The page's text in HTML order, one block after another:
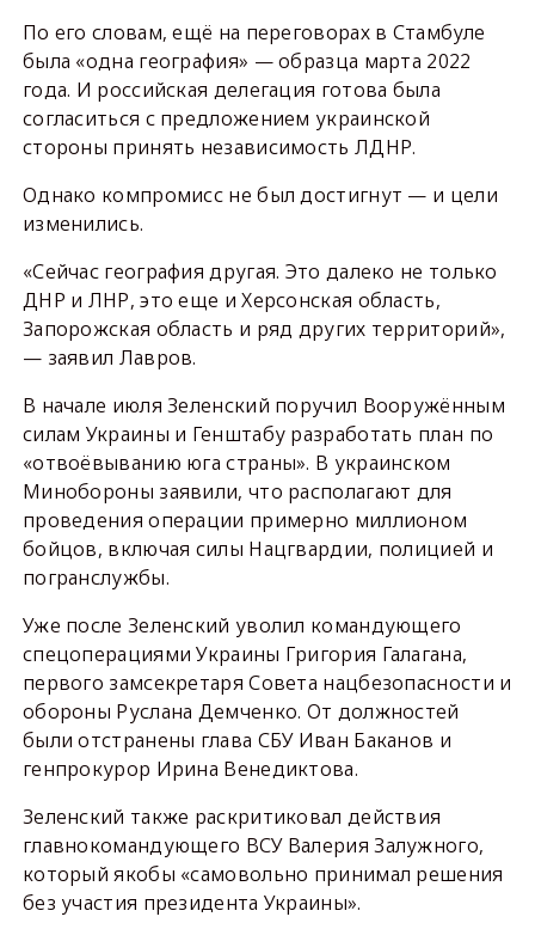
По его словам, ещё на переговорах в Стамбуле
была «одна география» — образца марта 2022
года. И российская делегация готова была
согласиться с предложением украинской
стороны принять независимость ЛДНР.
Однако компромисс не был достигнут — и цели
изменились.
«Сейчас география другая. Это далеко не только
ДНР и ЛНР, это еще и Херсонская область,
Запорожская область и ряд других территорий»,
— заявил Лавров.
В начале июля Зеленский поручил Вооружённым
силам Украины и Генштабу разработать план по
«отвоёвыванию юга страны». В украинском
Минобороны заявили, что располагают для
проведения операции примерно миллионом
бойцов, включая силы Нацгвардии, полицией и
погранслужбы.
Уже после Зеленский уволил командующего
спецоперациями Украины Григория Галагана,
первого замсекретаря Совета нацбезопасности и
обороны Руслана Демченко. От должностей
были отстранены глава СБУ Иван Баканов и
генпрокурор Ирина Венедиктова.
Зеленский также раскритиковал действия
главнокомандующего ВСУ Валерия Залужного,
который якобы «самовольно принимал решения
без участия президента Украины».